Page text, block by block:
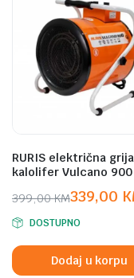
RURIS električna
kalolifer Vulcano 900
399,00KM
Original
price
was:
399,00 KM.
339,00
Current
price
is:
339,00 KM.
DOSTUPNO
Dodaj u korpu